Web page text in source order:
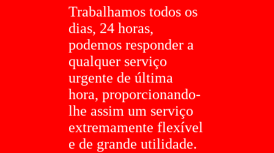
Trabalhamos todos os
dias, 24 horas,
podemos responder a
qualquer serviço
urgente de última
hora, proporcionando-
lhe assim um serviço
extremamente flexível
e de grande utilidade.